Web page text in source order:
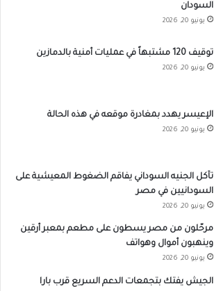
السودان
يونيو 20, 2026
توقيف 120 مشتبهاً في عمليات أمنية بالدمازين
يونيو 20, 2026
الإعيسر يهدد بمغادرة موقعه في هذه الحالة
يونيو 20, 2026
تآكل الجنيه السوداني يفاقم الضغوط المعيشية على
السودانيين في مصر
يونيو 20, 2026
مرحّلون من مصر يسطون على مطعم بمعبر أرقين
وينهبون أموال وهواتف
يونيو 20, 2026
الجيش يفتك بتجمعات الدعم السريع قرب بارا